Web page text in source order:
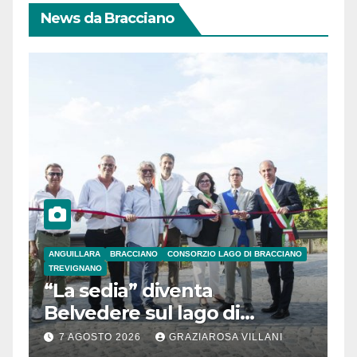
News da Bracciano
ANGUILLARA BRACCIANO
CONSORZIO LAGO DI BRACCIANO
TREVIGNANO
“La sedia” diventa
Belvedere sul lago di
Bracciano: ieri
7 AGOSTO 2026 GRAZIAROSA VILLANI